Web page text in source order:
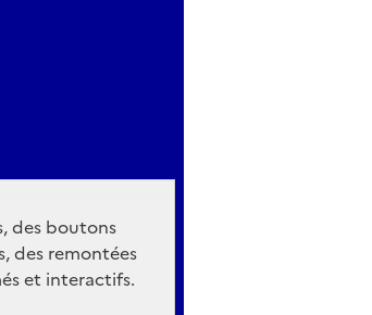
des boutons
des remontées
et interactifs.